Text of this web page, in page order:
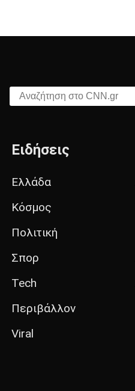
Αναζήτηση στο CNN.gr
Ειδήσεις
Ελλάδα
Κόσμος
Πολιτική
Σπορ
Tech
Περιβάλλον
Viral